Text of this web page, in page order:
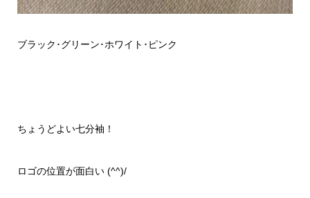
ブラック･グリーン･ホワイト･ピンク
ちょうどよい七分袖！
ロゴの位置が面白い (^^)/